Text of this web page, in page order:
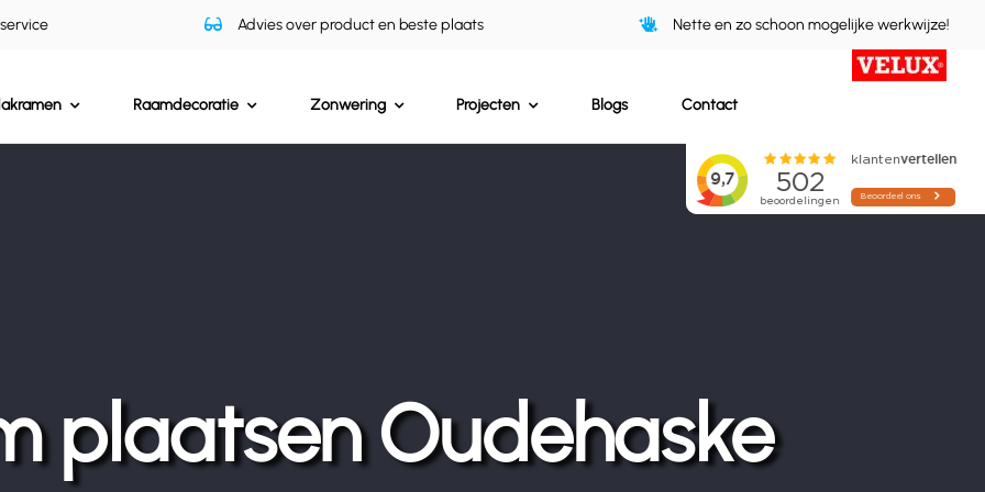
Advies over product en beste plaats Nette en zo schoon mogelijke werkwijze!
Raamdecoratie Zonwering Projecten Blogs Contact
plaatsen Oudehaske